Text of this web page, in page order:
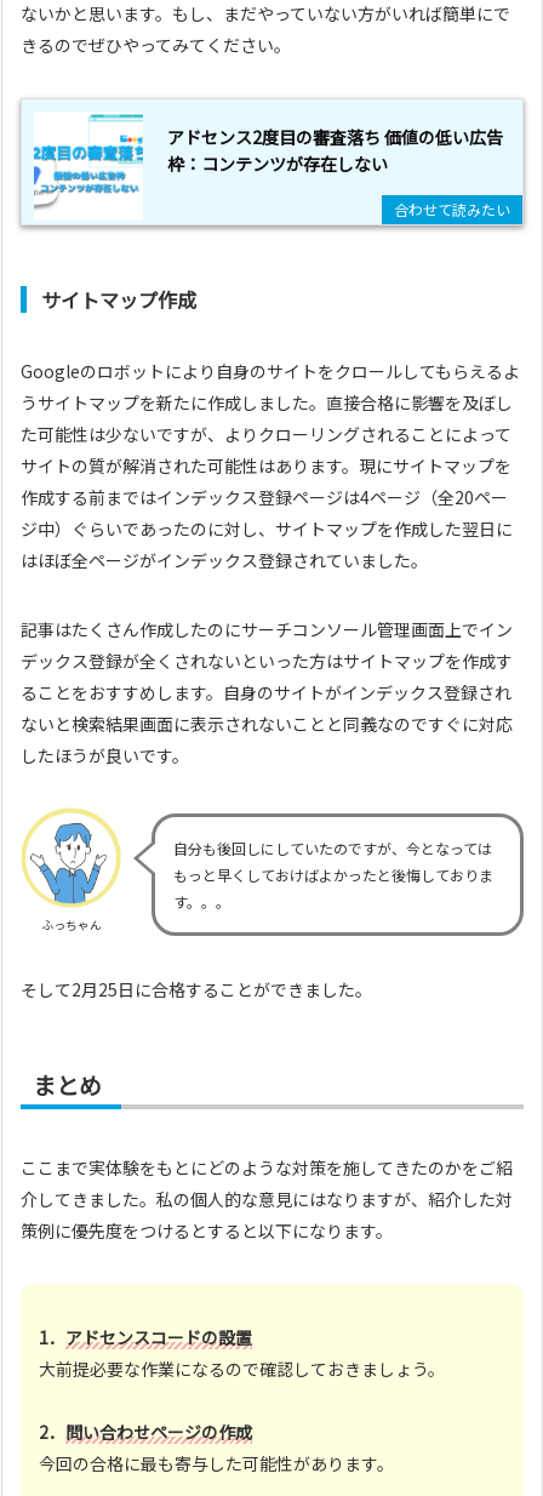
ないかと思います。もし、まだやっていない方がいれば簡単にで
きるのでぜひやってみてください。
アドセンス2度目の審査落ち 価値の低い広告
枠：コンテンツが存在しない
サイトマップ作成
Googleのロボットにより自身のサイトをクロールしてもらえるよ
うサイトマップを新たに作成しました。直接合格に影響を及ぼし
た可能性は少ないですが、よりクローリングされることによって
サイトの質が解消された可能性はあります。現にサイトマップを
作成する前まではインデックス登録ページは4ページ（全20ペー
ジ中）ぐらいであったのに対し、サイトマップを作成した翌日に
はほぼ全ページがインデックス登録されていました。
記事はたくさん作成したのにサーチコンソール管理画面上でイン
デックス登録が全くされないといった方はサイトマップを作成す
ることをおすすめします。自身のサイトがインデックス登録され
ないと検索結果画面に表示されないことと同義なのですぐに対応
したほうが良いです。
ふっちゃん
自分も後回しにしていたのですが、今となっては
もっと早くしておけばよかったと後悔しておりま
す。。。
そして2月25日に合格することができました。
まとめ
ここまで実体験をもとにどのような対策を施してきたのかをご紹
介してきました。私の個人的な意見にはなりますが、紹介した対
策例に優先度をつけるとすると以下になります。
1． アドセンスコードの設置
大前提必要な作業になるので確認しておきましょう。
2． 問い合わせページの作成
今回の合格に最も寄与した可能性があります。